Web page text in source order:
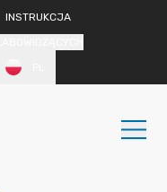
INSTRUKCJA